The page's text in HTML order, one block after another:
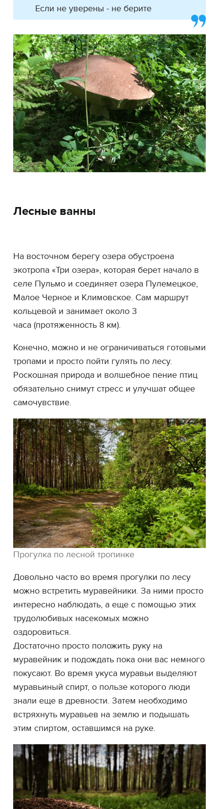
Если не уверены - не берите
Лесные ванны
На восточном берегу озера обустроена
экотропа «Три озера», которая берет начало в
селе Пульмо и соединяет озера Пулемецкое,
Малое Черное и Климовское. Сам маршрут
кольцевой и занимает около 3
часа (протяженность 8 км).
Конечно, можно и не ограничиваться готовыми
тропами и просто пойти гулять по лесу.
Роскошная природа и волшебное пение птиц
обязательно снимут стресс и улучшат общее
самочувствие.
Прогулка по лесной тропинке
Довольно часто во время прогулки по лесу
можно встретить муравейники. За ними просто
интересно наблюдать, а еще с помощью этих
трудолюбивых насекомых можно
оздоровиться.
Достаточно просто положить руку на
муравейник и подождать пока они вас немного
покусают. Во время укуса муравьи выделяют
муравьиный спирт, о пользе которого люди
знали еще в древности. Затем необходимо
встряхнуть муравьев на землю и подышать
этим спиртом, оставшимся на руке.